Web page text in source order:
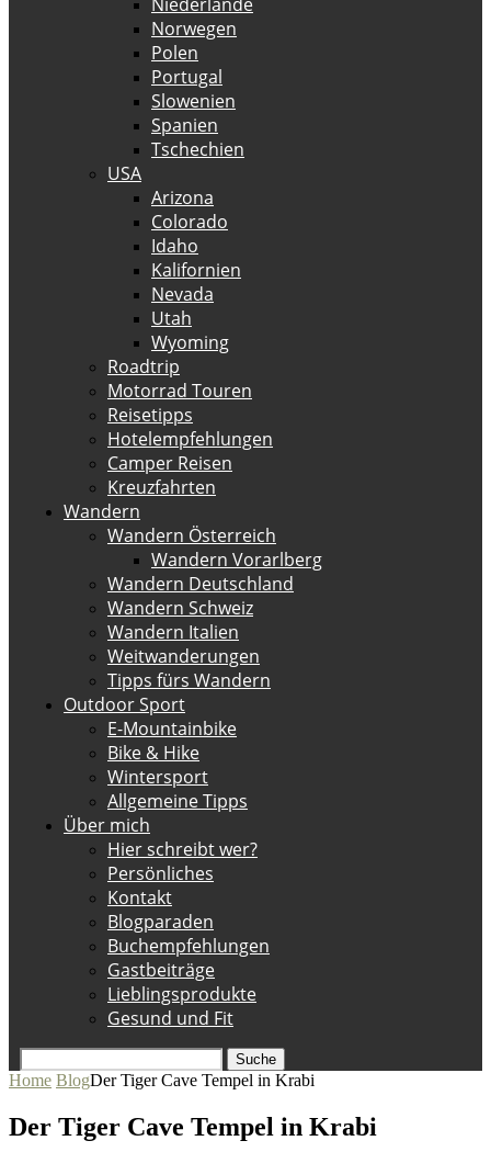
Norwegen
Polen
Portugal
Slowenien
Spanien
Tschechien
USA
Arizona
Colorado
Idaho
Kalifornien
Nevada
Utah
Wyoming
Roadtrip
Motorrad Touren
Reisetipps
Hotelempfehlungen
Camper Reisen
Kreuzfahrten
Wandern
Wandern Österreich
Wandern Vorarlberg
Wandern Deutschland
Wandern Schweiz
Wandern Italien
Weitwanderungen
Tipps fürs Wandern
Outdoor Sport
E-Mountainbike
Bike & Hike
Wintersport
Allgemeine Tipps
Über mich
Hier schreibt wer?
Persönliches
Kontakt
Blogparaden
Buchempfehlungen
Gastbeiträge
Lieblingsprodukte
Gesund und Fit
Suche
Home BlogDer Tiger Cave Tempel in Krabi
Der Tiger Cave Tempel in Krabi